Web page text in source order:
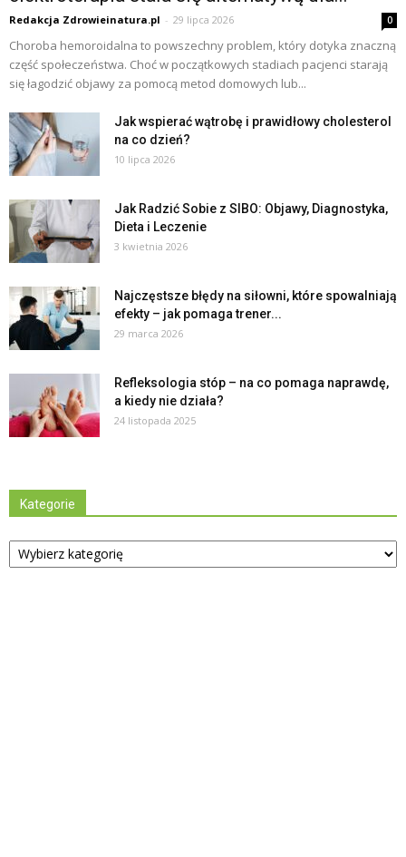
Redakcja Zdrowieinatura.pl - 29 lipca 2026 0
Choroba hemoroidalna to powszechny problem, który dotyka znaczną
część społeczeństwa. Choć w początkowych stadiach pacjenci starają
się łagodzić objawy za pomocą metod domowych lub...
Jak wspierać wątrobę i prawidłowy cholesterol
na co dzień?
10 lipca 2026
Jak Radzić Sobie z SIBO: Objawy, Diagnostyka,
Dieta i Leczenie
3 kwietnia 2026
Najczęstsze błędy na siłowni, które spowalniają
efekty – jak pomaga trener...
29 marca 2026
Refleksologia stóp – na co pomaga naprawdę,
a kiedy nie działa?
24 listopada 2025
Kategorie
Kategorie